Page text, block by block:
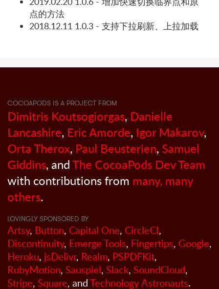
点的方法
2018.12.11 1.0.3 - 支持下拉刷新、上拉加载
COCOAPODS IS A PROJECT FROM
Dimitris Koutsogiorgas, Danielle
Lancashire, Eric Amorde, Igor Makarov,
Orta Therox, Paul Beusterien, Samuel
Giddins, andThe CocoaPods Dev Team
with contributions from many, many
others.
LOVINGLY SPONSORED BY
Artsy, Button, Capital One, CircleCI,
Discontinuity, Emerge Tools, Fingertips, Google,
Heroku, jsDelivr, Realm, PSPDFKit,
RubyMotion, Sauspiel, Slack, SoundCloud,
Stripe, Square, andTechnology Astronauts.